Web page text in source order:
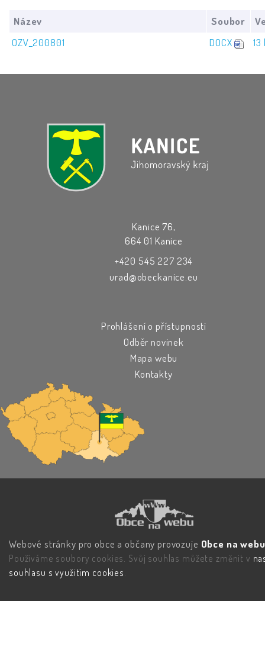
Název Soubor
OZV_200801
DOCX 13
Kanice 76,
664 01 Kanice
+420 545 227 234
urad@obeckanice.eu
Prohlášení o přístupnosti
Odběr novinek
Mapa webu
Kontakty
Webové stránky pro obce a občany provozuje Obce na
Používáme soubory cookies. Svůj souhlas můžete změnit v
souhlasu s využitím cookies